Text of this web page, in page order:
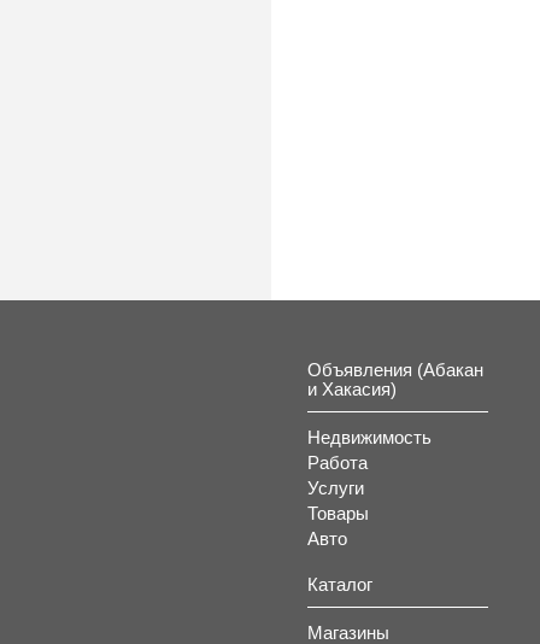
Объявления (Абакан
и Хакасия)
Недвижимость
Работа
Услуги
Товары
Авто
Каталог
Магазины